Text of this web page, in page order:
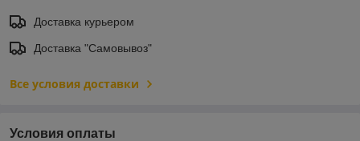
Доставка курьером
Доставка "Самовывоз"
Все условия доставки
Условия оплаты